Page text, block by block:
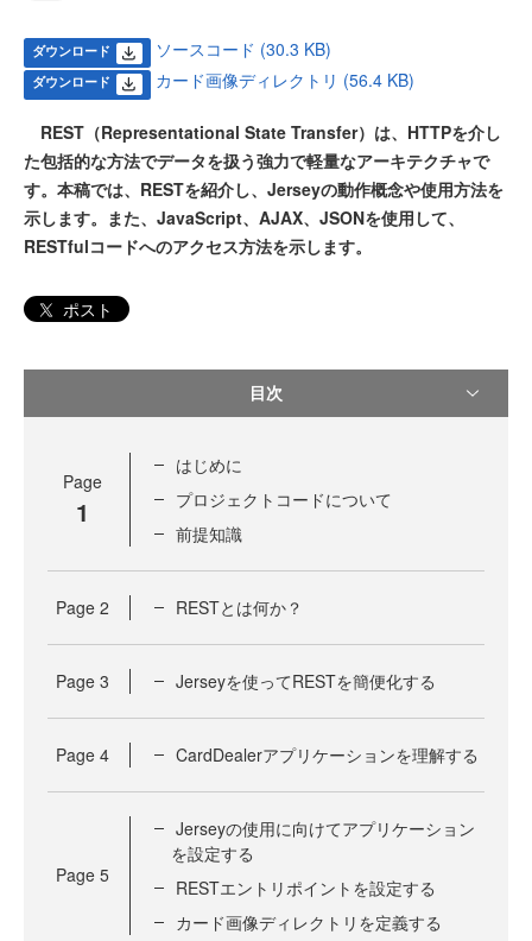
ダウンロード ソースコード (30.3 KB)
ダウンロード カード画像ディレクトリ (56.4 KB)
REST（Representational State Transfer）は、HTTPを介し
た包括的な方法でデータを扱う強力で軽量なアーキテクチャで
す。本稿では、RESTを紹介し、Jerseyの動作概念や使用方法を
示します。また、JavaScript、AJAX、JSONを使用して、
RESTfulコードへのアクセス方法を示します。
ポスト
目次
Page
1
はじめに
プロジェクトコードについて
前提知識
Page 2 RESTとは何か？
Page 3 Jerseyを使ってRESTを簡便化する
Page 4 CardDealerアプリケーションを理解する
Page 5
Jerseyの使用に向けてアプリケーション
を設定する
RESTエントリポイントを設定する
カード画像ディレクトリを定義する